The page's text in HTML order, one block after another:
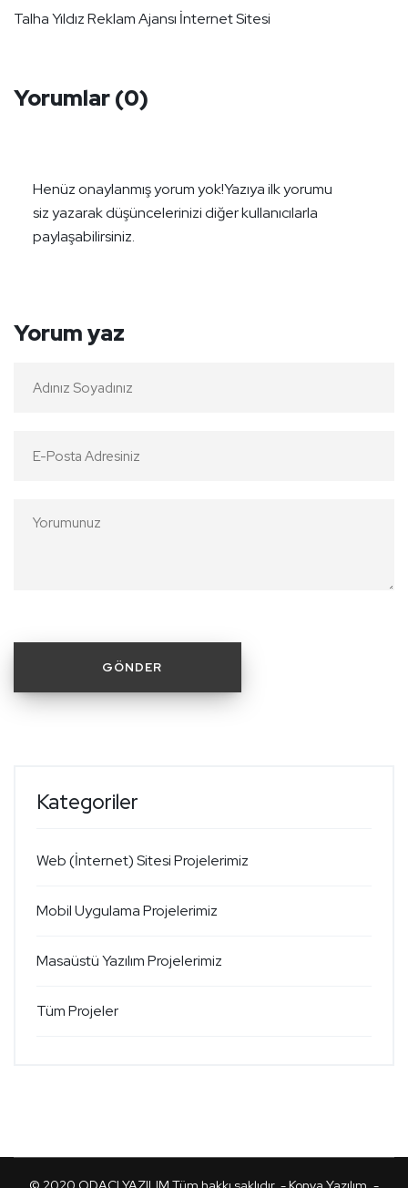
Talha Yıldız Reklam Ajansı İnternet Sitesi
Yorumlar(0)
Henüz onaylanmış yorum yok!Yazıya ilk yorumu
siz yazarak düşüncelerinizi diğer kullanıcılarla
paylaşabilirsiniz.
Yorum yaz
Kategoriler
Web (İnternet) Sitesi Projelerimiz
Mobil Uygulama Projelerimiz
Masaüstü Yazılım Projelerimiz
Tüm Projeler